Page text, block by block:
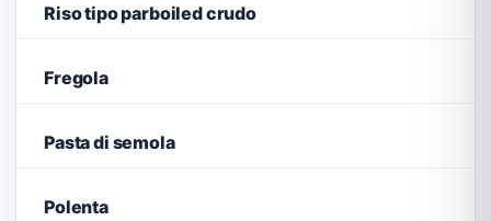
Riso tipo parboiled crudo
Fregola
Pasta di semola
Polenta